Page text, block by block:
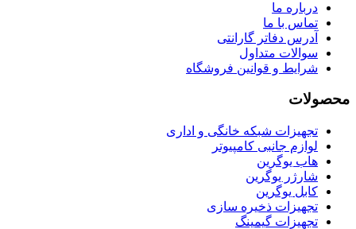
درباره ما
تماس با ما
آدرس دفاتر گارانتی
سوالات متداول
شرایط و قوانین فروشگاه
محصولات
تجهیزات شبکه خانگی و اداری
لوازم جانبی کامپیوتر
هاب یوگرین
شارژر یوگرین
کابل یوگرین
تجهیزات ذخیره سازی
تجهیزات گیمینگ